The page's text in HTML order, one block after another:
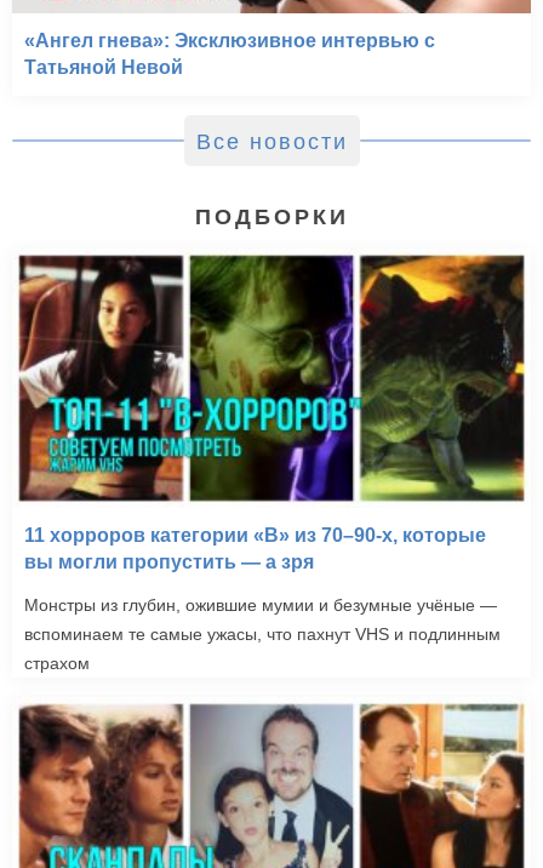
«Ангел гнева»: Эксклюзивное интервью с
Татьяной Невой
Все новости
ПОДБОРКИ
11 хорроров категории «B» из 70–90-х, которые
вы могли пропустить — а зря
Монстры из глубин, ожившие мумии и безумные учёные —
вспоминаем те самые ужасы, что пахнут VHS и подлинным
страхом